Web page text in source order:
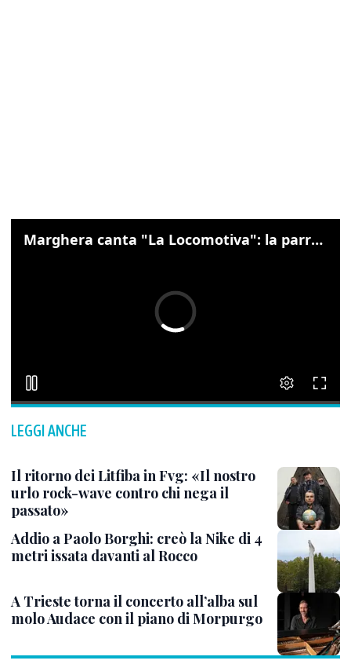
Marghera canta "La Locomotiva": la parrocchia della Cita ricorda Guccini
LEGGI ANCHE
Il ritorno dei Litfiba in Fvg: «Il nostro
urlo rock-wave contro chi nega il
passato»
Addio a Paolo Borghi: creò la Nike di 4
metri issata davanti al Rocco
A Trieste torna il concerto all’alba sul
molo Audace con il piano di Morpurgo